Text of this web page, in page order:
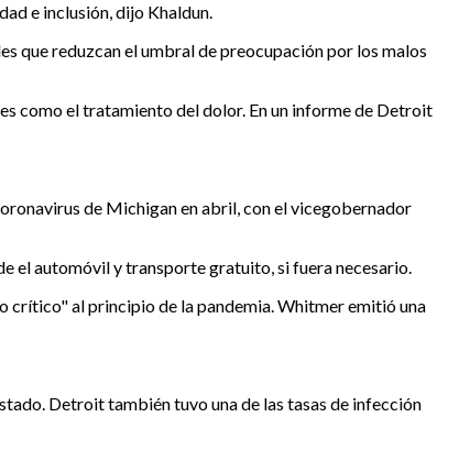
e inclusión, dijo Khaldun.
que reduzcan el umbral de preocupación por los malos
como el tratamiento del dolor. En un informe de Detroit
de Michigan en abril, con el vicegobernador
el automóvil y transporte gratuito, si fuera necesario.
crítico" al principio de la pandemia. Whitmer emitió una
Detroit también tuvo una de las tasas de infección